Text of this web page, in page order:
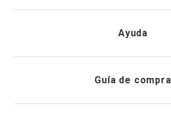
Registrarme
Ayuda
Envíanos un email
Guía de compra